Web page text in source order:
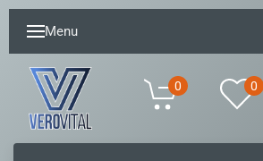
Menu
0 0